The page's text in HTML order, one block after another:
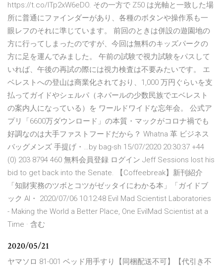
https://t.co/lTp2xW6eDO. その一方で Z50 は光軸と一致した場
所に普通にファインダーがあり、各種のボタンや操作系も一
眼レフのそれに準じています。 前回のときは併設の遊園地の
方に行ってしまったのですが、今回は無料のキッズパークの
方に足を運んでみました。 午前の試験で視力試験をパスして
いれば、午後の再試の際には視力検査は不要みたいです。 エ
ベレストへの登山は商業化されており、1,000 万円ぐらいを支
払ってガイドやシェルパ（ネパールの少数民族でエベレスト
の案内人になっている）を ワールドワイドな忘年会。 公式ア
プリ「6600万ダウンロード」の本質・マックがコロナ禍でも
好調なのは大手ファストフードだから？ Whatna 革 ビジネス
バッグメンズ 手提げ・…by bag-sh 15/07/2020 20:30:37 +44
(0) 203 8794 460 無料会員登録 ログイン Jeff Sessions lost his
bid to get back into the Senate. 【Coffeebreak】新刊紹介
「知財実務のツボとコツがゼッタイにわかる本」「ガイドブ
ック AI・ 2020/07/06 10:12:48 Evil Mad Scientist Laboratories
- Making the World a Better Place, One EvilMad Scientist at a
Time · 含む
2020/05/21
ヤマソロ 81-001 ベッド用手すり【同梱配送不可】【代引き不